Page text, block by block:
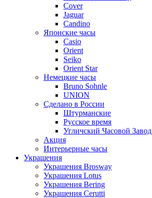
Cover
Jaguar
Candino
Японские часы
Casio
Orient
Seiko
Orient Star
Немецкие часы
Bruno Sohnle
UNION
Сделано в России
Штурманские
Русское время
Угличский Часовой Завод
Акция
Интерьерные часы
Украшения
Украшения Brosway
Украшения Lotus
Украшения Bering
Украшения Cerutti